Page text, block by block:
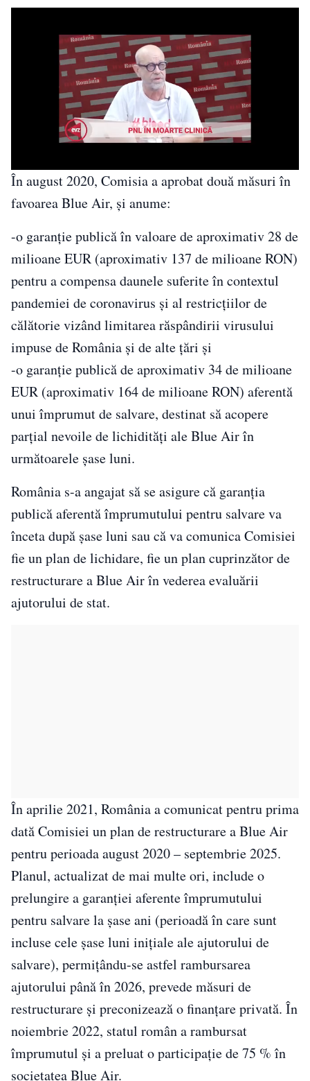
În august 2020, Comisia a aprobat două măsuri în
favoarea Blue Air, şi anume:
-o garanţie publică în valoare de aproximativ 28 de
milioane EUR (aproximativ 137 de milioane RON)
pentru a compensa daunele suferite în contextul
pandemiei de coronavirus şi al restricţiilor de
călătorie vizând limitarea răspândirii virusului
impuse de România şi de alte ţări şi
-o garanţie publică de aproximativ 34 de milioane
EUR (aproximativ 164 de milioane RON) aferentă
unui împrumut de salvare, destinat să acopere
parţial nevoile de lichidităţi ale Blue Air în
următoarele şase luni.
România s-a angajat să se asigure că garanţia
publică aferentă împrumutului pentru salvare va
înceta după şase luni sau că va comunica Comisiei
fie un plan de lichidare, fie un plan cuprinzător de
restructurare a Blue Air în vederea evaluării
ajutorului de stat.
În aprilie 2021, România a comunicat pentru prima
dată Comisiei un plan de restructurare a Blue Air
pentru perioada august 2020 – septembrie 2025.
Planul, actualizat de mai multe ori, include o
prelungire a garanţiei aferente împrumutului
pentru salvare la şase ani (perioadă în care sunt
incluse cele şase luni iniţiale ale ajutorului de
salvare), permiţându-se astfel rambursarea
ajutorului până în 2026, prevede măsuri de
restructurare şi preconizează o finanţare privată. În
noiembrie 2022, statul român a rambursat
împrumutul şi a preluat o participaţie de 75 % în
societatea Blue Air.